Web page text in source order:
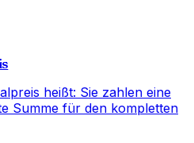
heißt: Sie zahlen eine
Summe für den kompletten